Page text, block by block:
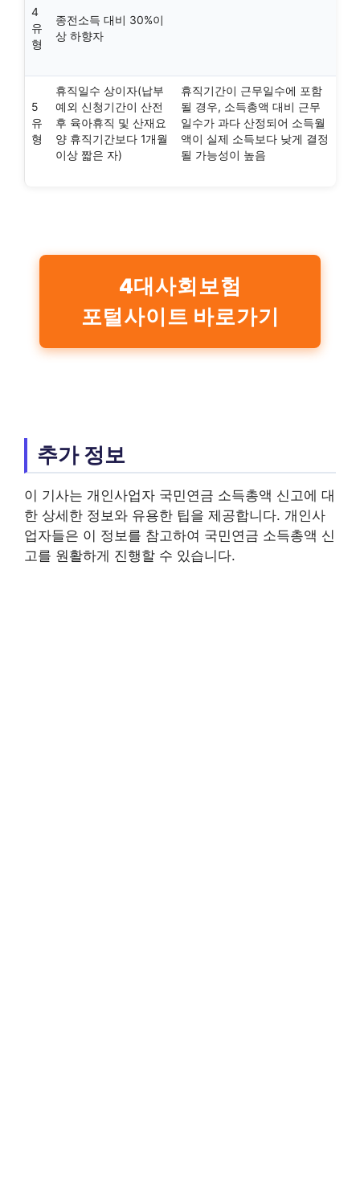
4
유
형
종전소득 대비 30%이
상 하향자
5
유
형
휴직일수 상이자(납부
예외 신청기간이 산전
후 육아휴직 및 산재요
양 휴직기간보다 1개월
이상 짧은 자)
휴직기간이 근무일수에 포함
될 경우, 소득총액 대비 근무
일수가 과다 산정되어 소득월
액이 실제 소득보다 낮게 결정
될 가능성이 높음
4대사회보험
포털사이트 바로가기
추가 정보
이 기사는 개인사업자 국민연금 소득총액 신고에 대
한 상세한 정보와 유용한 팁을 제공합니다. 개인사
업자들은 이 정보를 참고하여 국민연금 소득총액 신
고를 원활하게 진행할 수 있습니다.